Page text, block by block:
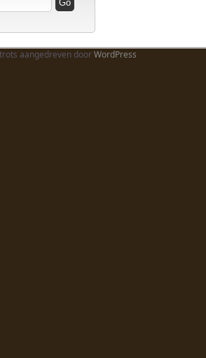
aangedreven doorWordPress